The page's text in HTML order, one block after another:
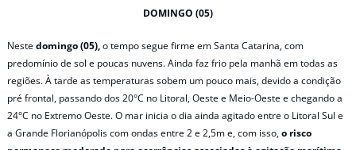
DOMINGO (05)
Nestedomingo (05),o tempo segue firme em Santa Catarina, com
predomínio de sol e poucas nuvens. Ainda faz frio pela manhã em todas as
regiões. À tarde as temperaturas sobem um pouco mais, devido a condição
pré frontal, passando dos 20°C no Litoral, Oeste e Meio-Oeste e chegando a
24°C no Extremo Oeste. O mar inicia o dia ainda agitado entre o Litoral Sul e
a Grande Florianópolis com ondas entre 2 e 2,5m e, com isso,o risco